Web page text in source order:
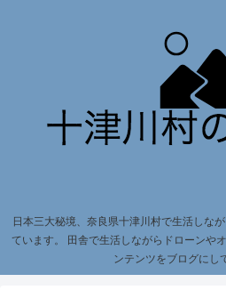
日本三大秘境、奈良県十津川村で生活しな
ています。 田舎で生活しながらドローンや
ンテンツをブログにし